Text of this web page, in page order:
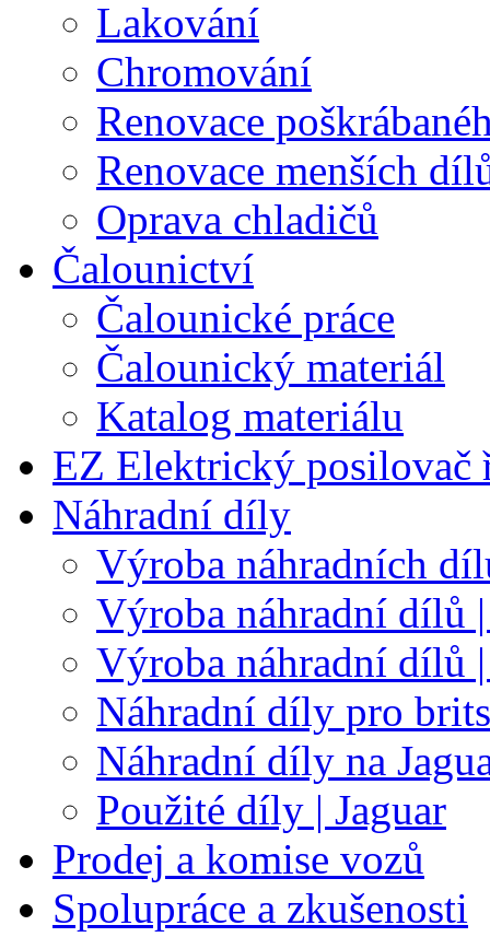
Lakování
Chromování
Renovace
Renovace menších
Oprava chladičů
Čalounictví
Čalounické práce
Čalounický materiál
Katalog materiálu
EZ Elektrický posilovač
Náhradní díly
Výroba náhradních
Výroba náhradní dílů |
Výroba náhradní dílů
Náhradní díly pro
Náhradní díly na
Použité díly | Jaguar
Prodej a komise vozů
Spolupráce a zkušenosti